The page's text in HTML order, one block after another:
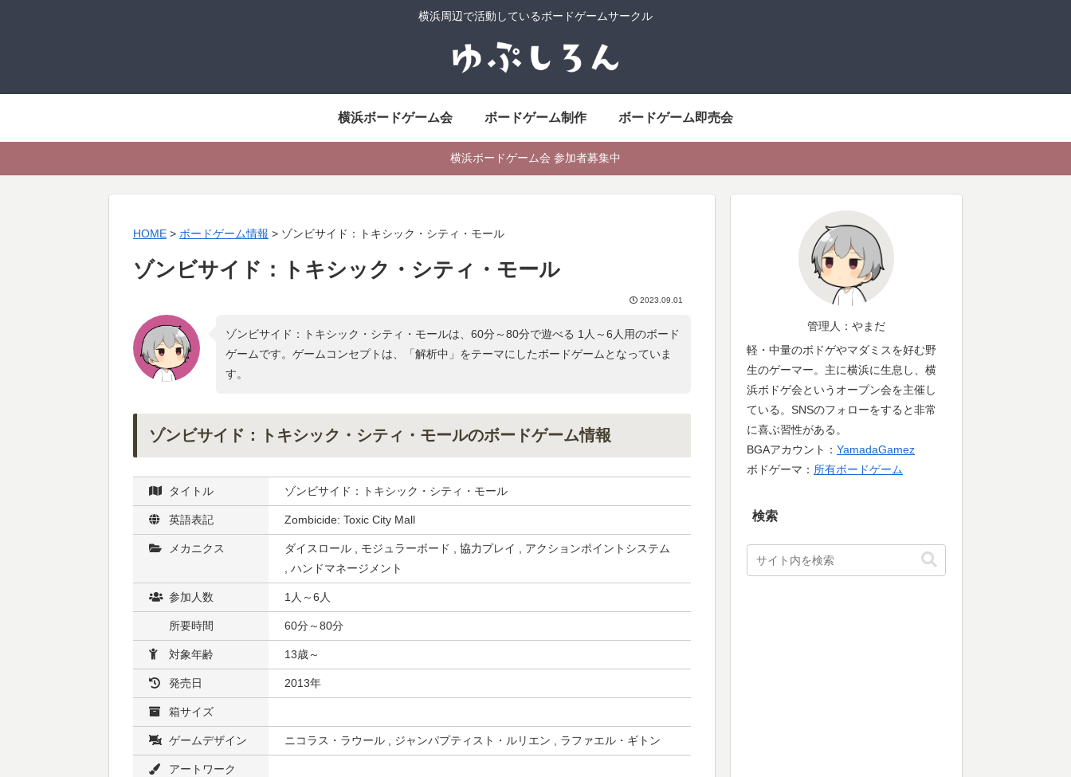
横浜周辺で活動しているボードゲームサークル
横浜ボードゲーム会 ボードゲーム制作 ボードゲーム即売会
横浜ボードゲーム会 参加者募集中
HOME > ボードゲーム情報 > ゾンビサイド：トキシック・シティ・モール
ゾンビサイド：トキシック・シティ・モール
2023.09.01
ゾンビサイド：トキシック・シティ・モールは、60分～80分で遊べる 1人～6人用のボード
ゲームです。ゲームコンセプトは、「解析中 」をテーマにしたボードゲームとなっていま
す。
ゾンビサイド：トキシック・シティ・モールのボードゲーム情報
タイトル ゾンビサイド：トキシック・シティ・モール
英語表記 Zombicide: Toxic City Mall
メカニクス
ダイスロール , モジュラーボード , 協力プレイ , アクションポイントシステム
, ハンドマネージメント
参加人数 1人～6人
所要時間 60分～80分
対象年齢 13歳～
発売日 2013年
箱サイズ
ゲームデザイン ニコラス・ラウール , ジャンパプティスト・ルリエン , ラファエル・ギトン
アートワーク
管理人：やまだ
軽・中量のボドゲやマダミスを好む野
生のゲーマー。主に横浜に生息し、横
浜ボドゲ会というオープン会を主催し
ている。SNSのフォローをすると非常
に喜ぶ習性がある。
BGAアカウント： YamadaGamez
ボドゲーマ： 所有ボードゲーム
検索